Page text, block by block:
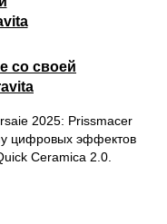
со своей
2025: Prissmacer
цифровых эффектов
Ceramica 2.0.